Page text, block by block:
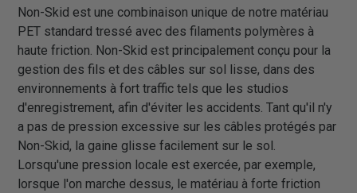
Non-Skid est une combinaison unique de notre matériau
PET standard tressé avec des filaments polymères à
haute friction. Non-Skid est principalement conçu pour la
gestion des fils et des câbles sur sol lisse, dans des
environnements à fort traffic tels que les studios
d'enregistrement, afin d'éviter les accidents. Tant qu'il n'y
a pas de pression excessive sur les câbles protégés par
Non-Skid, la gaine glisse facilement sur le sol.
Lorsqu'une pression locale est exercée, par exemple,
lorsque l'on marche dessus, le matériau à forte friction